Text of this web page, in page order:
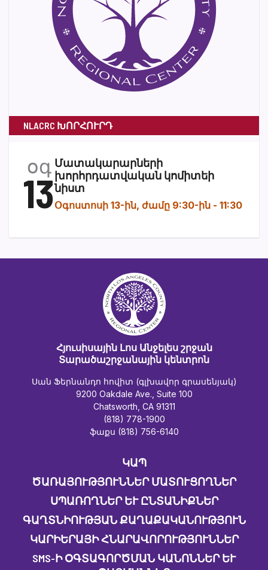
NLACRC ԽՈՐՀՈՒՐԴ
օգ
13
Մատակարարների
խորհրդատվական կոմիտեի
նիստ
Օգոստոսի 13-ին, ժամը 9:30-ին - 11:30
Հյուսիսային Լոս Անջելես շրջան
Տարածաշրջանային կենտրոն
Սան Ֆերնանդո հովիտ (գլխավոր գրասենյակ)
9200 Oakdale Ave., Suite 100
Chatsworth, CA 91311
(818) 778-1900
ֆաքս (818) 756-6140
ԿԱՊ
ԾԱՌԱՅՈՒԹՅՈՒՆՆԵՐ ՄԱՏՈՒՑՈՂՆԵՐ
ՍՊԱՌՈՂՆԵՐ ԵՒ ԸՆՏԱՆԻՔՆԵՐ
ԳԱՂՏՆԻՈՒԹՅԱՆ ՔԱՂԱՔԱԿԱՆՈՒԹՅՈՒՆ
ԿԱՐԻԵՐԱՅԻ ՀՆԱՐԱՎՈՐՈՒԹՅՈՒՆՆԵՐ
SMS-Ի ՕԳՏԱԳՈՐԾՄԱՆ ԿԱՆՈՆՆԵՐ ԵՒ Պ